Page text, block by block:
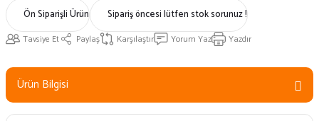
Ön Siparişli Ürün Sipariş öncesi lütfen stok sorunuz !
Tavsiye Et Paylaş Karşılaştır Yorum Yaz Yazdır
Ürün Bilgisi